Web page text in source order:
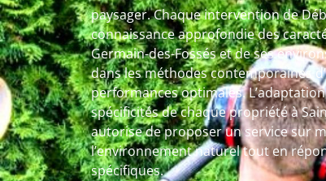
paysager. Chaque intervention de
connaissance approfondie des
Germain-des-Fossés et de ses
dans les méthodes contemporaines
performances optimales.
spécificités de chaque propriété à
autorise de proposer un service sur
l’environnement naturel tout en
spécifiques.